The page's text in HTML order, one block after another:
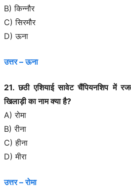
B) किन्नौर
C) सिरमौर
D) ऊना
उत्तर – ऊना
21. छठी एशियाई सावेट चैंपियनशिप में
खिलाड़ी का नाम क्या है?
A) रोमा
B) रीना
C) हीना
D) मीरा
उत्तर – रोमा